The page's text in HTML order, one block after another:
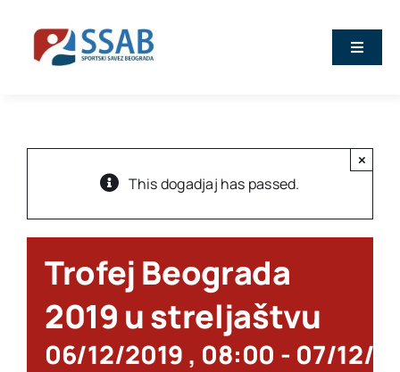
content
Toggle
O nama
Kalendar
Članovi
This dogadjaj has passed.
×
Trofej Beograda
2019 u streljaštvu
06/12/2019 , 08:00 - 07/12/